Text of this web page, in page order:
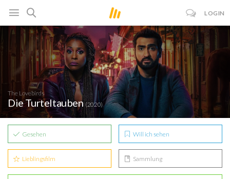
LOGIN
The Lovebirds
Die Turteltauben(2020)
Gesehen Will ich sehen
Lieblingsfilm Sammlung